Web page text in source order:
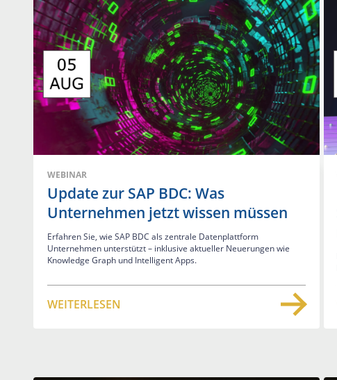
WEBINAR
Update zur SAP BDC: Was
Unternehmen jetzt wissen müssen
Erfahren Sie, wie SAP BDC als zentrale Datenplattform
Unternehmen unterstützt – inklusive aktueller Neuerungen wie
Knowledge Graph und Intelligent Apps.
WEITERLESEN